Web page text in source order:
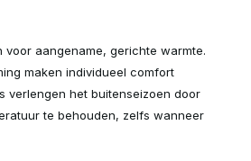
voor aangename, gerichte warmte.
maken individueel comfort
verlengen het buitenseizoen door
te behouden, zelfs wanneer